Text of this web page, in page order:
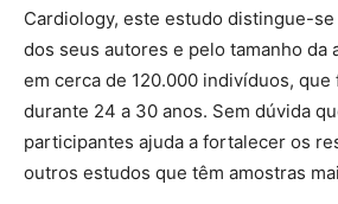
Cardiology, este estudo distingue-
dos seus autores e pelo tamanho da
em cerca de 120.000 indivíduos, que
durante 24 a 30 anos. Sem dúvida
participantes ajuda a fortalecer os
outros estudos que têm amostras